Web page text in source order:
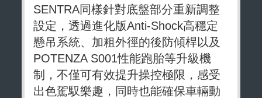
SENTRA同樣針對底盤部分重新調整
設定，透過進化版Anti-Shock高穩定
懸吊系統、加粗外徑的後防傾桿以及
POTENZA S001性能跑胎等升級機
制，不僅可有效提升操控極限，感受
出色駕馭樂趣，同時也能確保車輛動